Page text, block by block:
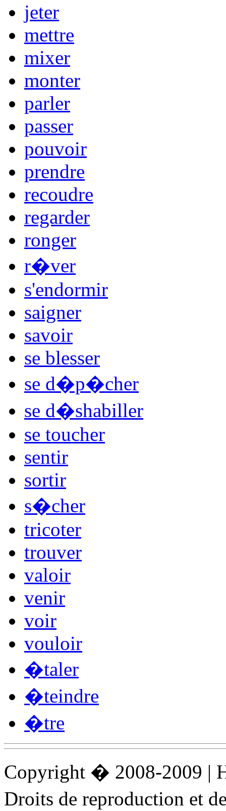
jeter
mettre
mixer
monter
parler
passer
pouvoir
prendre
recoudre
regarder
ronger
r�ver
s'endormir
saigner
savoir
se blesser
se d�p�cher
se d�shabiller
se toucher
sentir
sortir
s�cher
tricoter
trouver
valoir
venir
voir
vouloir
�taler
�teindre
�tre
Copyright � 2008-2009 |
Droits de reproduction et